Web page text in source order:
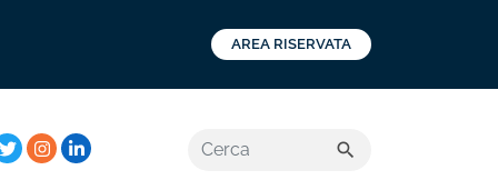
AREA RISERVATA
search